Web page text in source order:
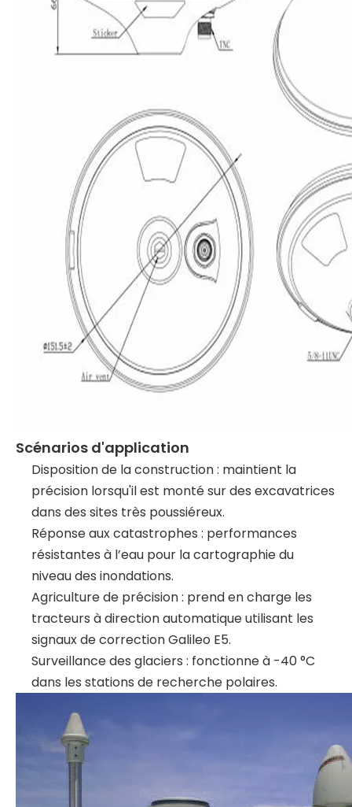
Scénarios d'application
Disposition de la construction : maintient la
précision lorsqu'il est monté sur des excavatrices
dans des sites très poussiéreux.
Réponse aux catastrophes : performances
résistantes à l’eau pour la cartographie du
niveau des inondations.
Agriculture de précision : prend en charge les
tracteurs à direction automatique utilisant les
signaux de correction Galileo E5.
Surveillance des glaciers : fonctionne à -40 °C
dans les stations de recherche polaires.